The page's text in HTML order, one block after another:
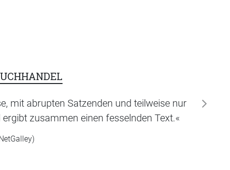
mit abrupten Satzenden und teilweise nur
zusammen einen fesselnden Text.«
weiter